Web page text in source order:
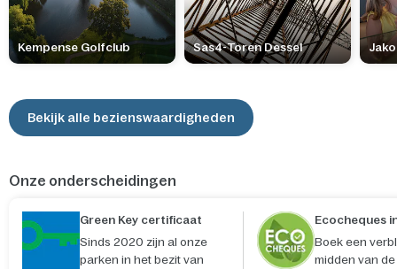
Kempense Golfclub Sas4-Toren Dessel
Bekijk alle bezienswaardigheden
Onze onderscheidingen
Green Key certificaat
Sinds 2020 zijn al onze
parken in het bezit van
Ecocheques
Boek een
midden van